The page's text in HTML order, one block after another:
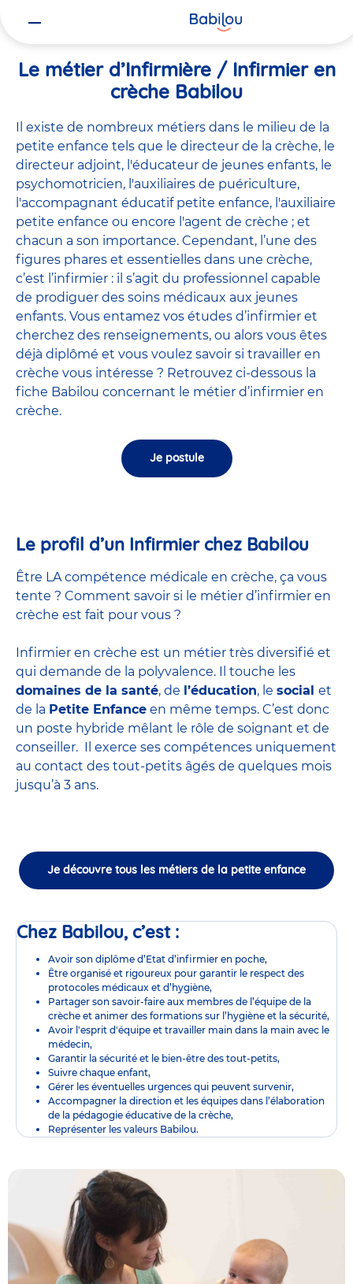
Le métier d’Infirmière / Infirmier en
crèche Babilou
Il existe de nombreux métiers dans le milieu de la
petite enfance tels que le directeur de la crèche, le
directeur adjoint, l'éducateur de jeunes enfants, le
psychomotricien, l'auxiliaires de puériculture,
l'accompagnant éducatif petite enfance, l'auxiliaire
petite enfance ou encore l'agent de crèche ; et
chacun a son importance. Cependant, l’une des
figures phares et essentielles dans une crèche,
c’est l’infirmier : il s’agit du professionnel capable
de prodiguer des soins médicaux aux jeunes
enfants. Vous entamez vos études d’infirmier et
cherchez des renseignements, ou alors vous êtes
déjà diplômé et vous voulez savoir si travailler en
crèche vous intéresse ? Retrouvez ci-dessous la
fiche Babilou concernant le métier d’infirmier en
crèche.
Je postule
Le profil d’un Infirmier chez Babilou
Être LA compétence médicale en crèche, ça vous
tente ? Comment savoir si le métier d’infirmier en
crèche est fait pour vous ?
Infirmier en crèche est un métier très diversifié et
qui demande de la polyvalence. Il touche les
domaines de la santé, de l’éducation, le social et
de la Petite Enfance en même temps. C’est donc
un poste hybride mêlant le rôle de soignant et de
conseiller. Il exerce ses compétences uniquement
au contact des tout-petits âgés de quelques mois
jusqu’à 3 ans.
Je découvre tous les métiers de la petite enfance
Chez Babilou, c’est :
Avoir son diplôme d’Etat d’infirmier en poche,
Être organisé et rigoureux pour garantir le respect des
protocoles médicaux et d’hygiène,
Partager son savoir-faire aux membres de l’équipe de la
crèche et animer des formations sur l’hygiène et la sécurité,
Avoir l'esprit d'équipe et travailler main dans la main avec le
médecin,
Garantir la sécurité et le bien-être des tout-petits,
Suivre chaque enfant,
Gérer les éventuelles urgences qui peuvent survenir,
Accompagner la direction et les équipes dans l’élaboration
de la pédagogie éducative de la crèche,
Représenter les valeurs Babilou.